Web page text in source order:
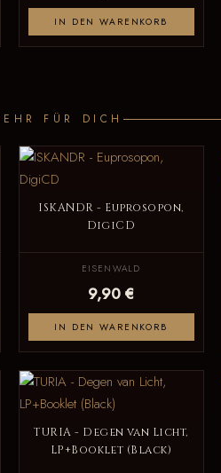
IN DEN WARENKORB
FÜR DICH
ISKANDR - Euprosopon,
DigiCD
EISENWALD
9,90 €
IN DEN WARENKORB
TURIA - Degen van Licht,
LP+Booklet (Black)